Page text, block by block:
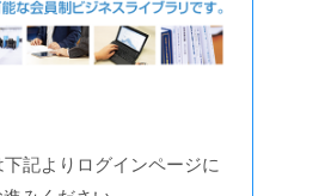
記よりログインページに